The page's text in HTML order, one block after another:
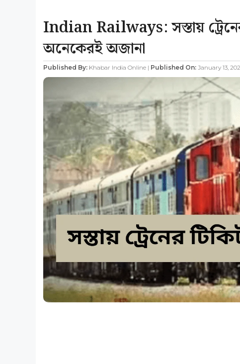
Indian Railways: সস্তায়
অনেকেরই অজানা
Published By: Khabar India Online | Published On: January 13,